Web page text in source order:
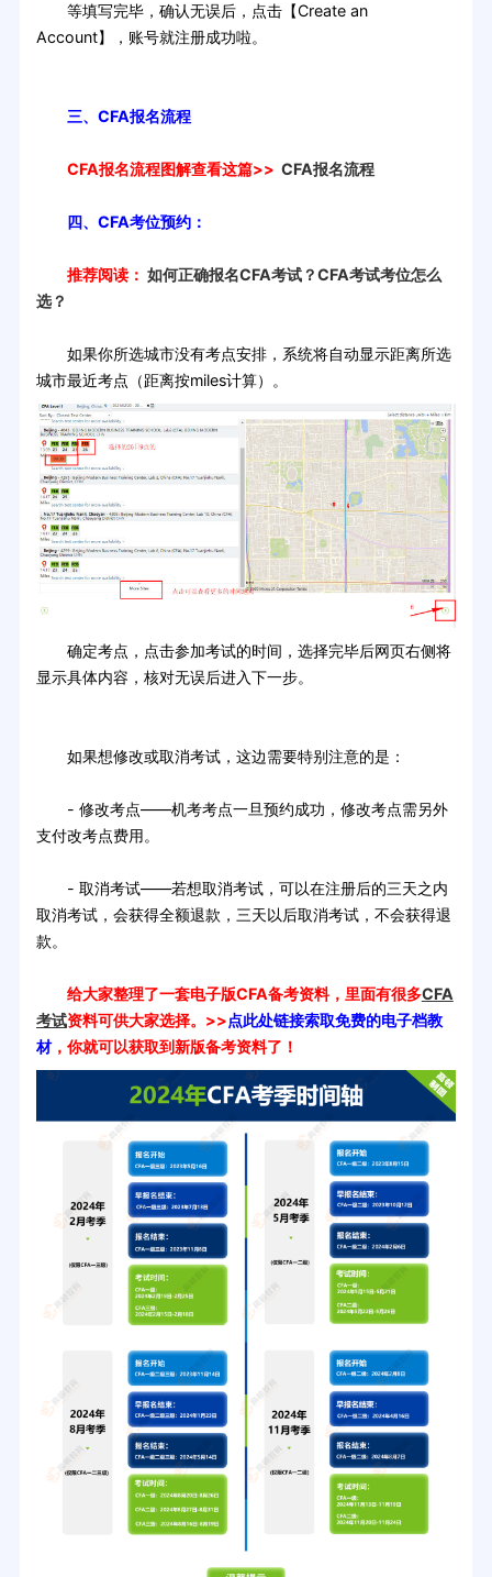
等填写完毕，确认无误后，点击【Create an
Account】，账号就注册成功啦。
三、CFA报名流程
CFA报名流程图解查看这篇>> CFA报名流程
四、CFA考位预约：
推荐阅读： 如何正确报名CFA考试？CFA考试考位怎么
选？
如果你所选城市没有考点安排，系统将自动显示距离所选
城市最近考点（距离按miles计算）。
确定考点，点击参加考试的时间，选择完毕后网页右侧将
显示具体内容，核对无误后进入下一步。
如果想修改或取消考试，这边需要特别注意的是：
- 修改考点——机考考点一旦预约成功，修改考点需另外
支付改考点费用。
- 取消考试——若想取消考试，可以在注册后的三天之内
取消考试，会获得全额退款，三天以后取消考试，不会获得退
款。
给大家整理了一套电子版CFA备考资料，里面有很多CFA
考试资料可供大家选择。>>点此处链接索取免费的电子档教
材，你就可以获取到新版备考资料了！